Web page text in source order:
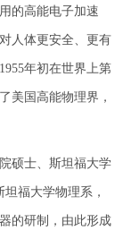
的高能电子加速
人体更安全、更有
年初在世界上第
美国高能物理界，
硕士、斯坦福大学
福大学物理系，
的研制，由此形成